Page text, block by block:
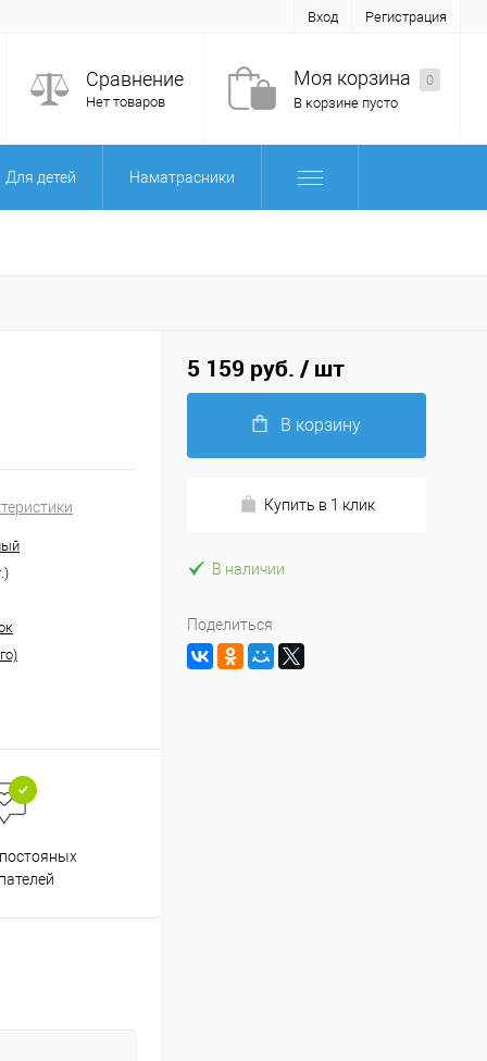
Вход Регистрация
Сравнение
Нет товаров
Моя корзина
0
В корзине пусто
Для детей Наматрасники
5 159 руб. / шт
В корзину
Купить в 1 клик
В наличии
Поделиться